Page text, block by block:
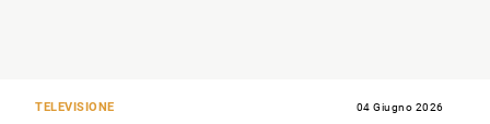
TELEVISIONE 04 Giugno 2026